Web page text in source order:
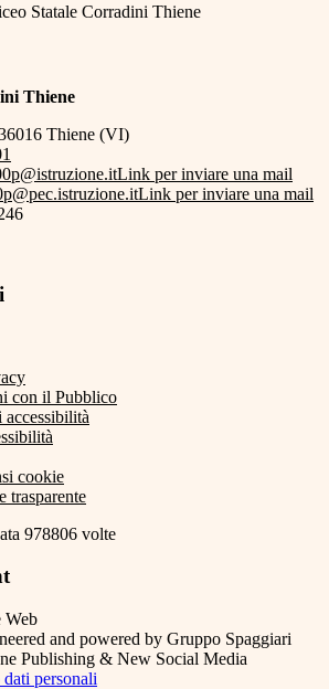
Statale Corradini Thiene
Thiene
Thiene (VI)
Link per inviare una mail
Link per inviare una mail
con il Pubblico
cookie
trasparente
978806 volte
and powered by Gruppo Spaggiari
Publishing & New Social Media
personali